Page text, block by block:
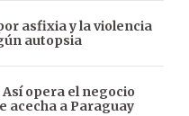
asfixia y la violencia
autopsia
opera el negocio
acecha a Paraguay